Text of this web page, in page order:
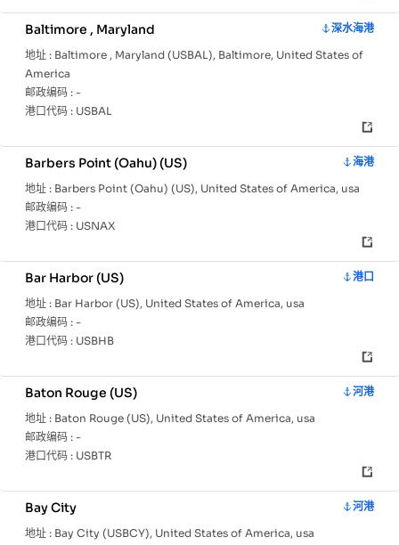
Baltimore , Maryland
深水海港
地址 : Baltimore , Maryland (USBAL), Baltimore, United States of
America
邮政编码 : -
港口代码 : USBAL
Barbers Point (Oahu) (US)
海港
地址 : Barbers Point (Oahu) (US), United States of America, usa
邮政编码 : -
港口代码 : USNAX
Bar Harbor (US)
港口
地址 : Bar Harbor (US), United States of America, usa
邮政编码 : -
港口代码 : USBHB
Baton Rouge (US)
河港
地址 : Baton Rouge (US), United States of America, usa
邮政编码 : -
港口代码 : USBTR
Bay City
河港
地址 : Bay City (USBCY), United States of America, usa